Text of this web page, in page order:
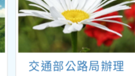
交通部公路局辦理